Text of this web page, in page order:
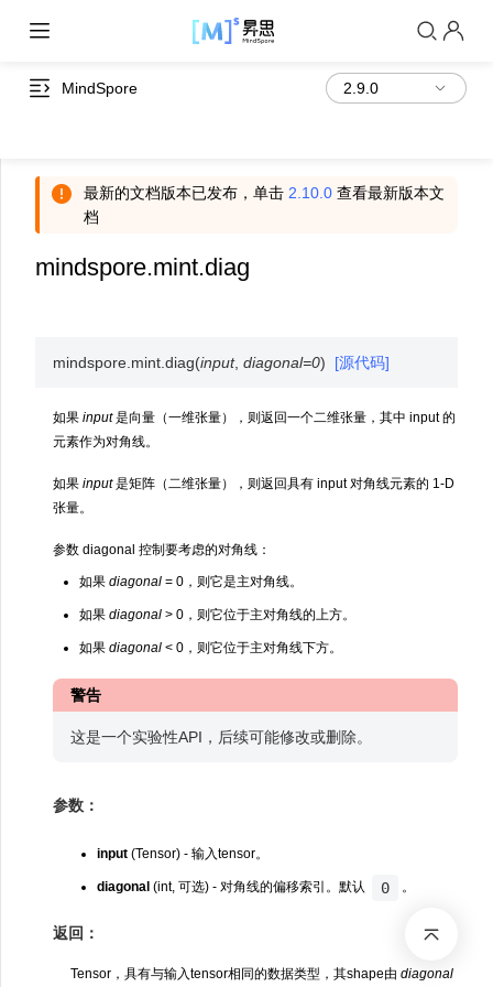
MindSpore
最新的文档版本已发布，单击 2.10.0 查看最新版本文
档
mindspore.mint.diag
mindspore.mint.diag(input,diagonal=0) [源代码]
如果 input是向量（一维张量），则返回一个二维张量，其中 input 的
元素作为对角线。
如果 input是矩阵（二维张量），则返回具有 input 对角线元素的 1-D
张量。
参数 diagonal 控制要考虑的对角线：
如果 diagonal = 0，则它是主对角线。
如果 diagonal > 0，则它位于主对角线的上方。
如果 diagonal < 0，则它位于主对角线下方。
警告
这是一个实验性API，后续可能修改或删除。
参数：
input (Tensor) - 输入tensor。
diagonal (int, 可选) - 对角线的偏移索引。默认 0 。
返回：
Tensor，具有与输入tensor相同的数据类型，其shape由 diagonal